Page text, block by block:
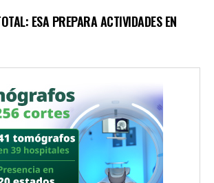
ESA PREPARA ACTIVIDADES EN